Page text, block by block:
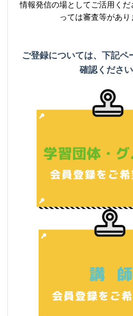
情報発信の場としてご活用くだ
っては審査等があり
ご登録については、下記ペ
確認ください